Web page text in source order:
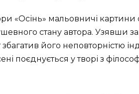
«Осінь» мальовничі картини
стану автора. Узявши
його неповторністю
поєднується у творі з